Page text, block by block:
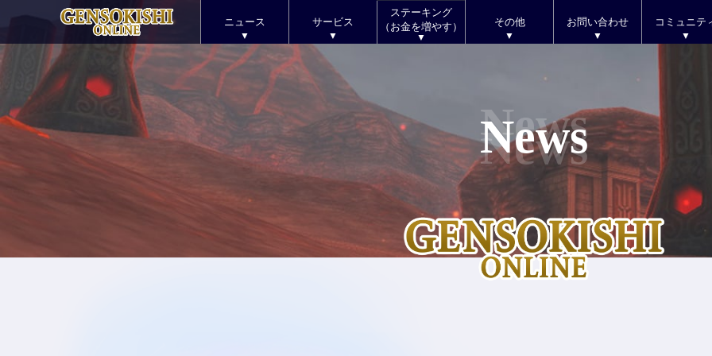
ニュース サービス
ステーキング
（お金を増やす）
その他 お問い合わせ コミュニテ
News